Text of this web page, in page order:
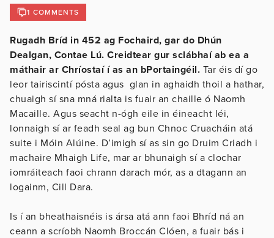
1 COMMENTS
Rugadh Bríd in 452 ag Fochaird, gar do Dhún
Dealgan, Contae Lú. Creidtear gur sclábhaí ab ea a
máthair ar Chríostaí í as an bPortaingéil. Tar éis dí go
leor tairiscintí pósta agus glan in aghaidh thoil a hathar,
chuaigh sí sna mná rialta is fuair an chaille ó Naomh
Macaille. Agus seacht n-ógh eile in éineacht léi,
lonnaigh sí ar feadh seal ag bun Chnoc Cruacháin atá
suite i Móin Alúine. D’imigh sí as sin go Druim Criadh i
machaire Mhaigh Life, mar ar bhunaigh sí a clochar
iomráiteach faoi chrann darach mór, as a dtagann an
logainm, Cill Dara.
Is í an bheathaisnéis is ársa atá ann faoi Bhríd ná an
ceann a scríobh Naomh Broccán Clóen, a fuair bás i